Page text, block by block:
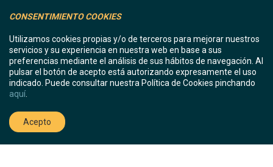
CONSENTIMIENTO COOKIES
Utilizamos cookies propias y/o de terceros para mejorar nuestros
servicios y su experiencia en nuestra web en base a sus
preferencias mediante el análisis de sus hábitos de navegación. Al
pulsar el botón de acepto está autorizando expresamente el uso
indicado. Puede consultar nuestra Política de Cookies pinchando
aquí
Acepto